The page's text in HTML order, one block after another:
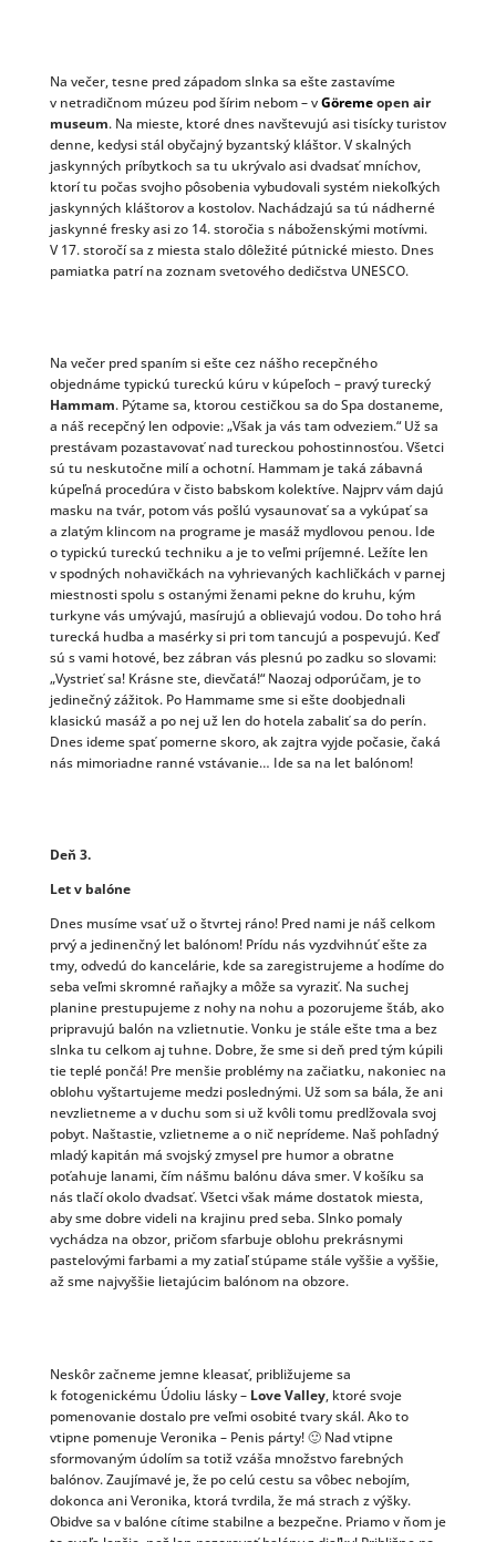
Na večer, tesne pred západom slnka sa ešte zastavíme
v netradičnom múzeu pod šírim nebom – vGöremeopen air
museum. Na mieste, ktoré dnes navštevujú asi tisícky turistov
denne, kedysi stál obyčajný byzantský kláštor. V skalných
jaskynných príbytkoch sa tu ukrývalo asi dvadsať mníchov,
ktorí tu počas svojho pôsobenia vybudovali systém niekoľkých
jaskynných kláštorov a kostolov. Nachádzajú sa tú nádherné
jaskynné fresky asi zo 14. storočia s náboženskými motívmi.
V 17. storočí sa z miesta stalo dôležité pútnické miesto. Dnes
pamiatka patrí na zoznam svetového dedičstva UNESCO.
Na večer pred spaním si ešte cez nášho recepčného
objednáme typickú tureckú kúru v kúpeľoch – pravý turecký
Hammam. Pýtame sa, ktorou cestičkou sa do Spa dostaneme,
a náš recepčný len odpovie: „Však ja vás tam odveziem.“ Už sa
prestávam pozastavovať nad tureckou pohostinnosťou. Všetci
sú tu neskutočne milí a ochotní. Hammam je taká zábavná
kúpeľná procedúra v čisto babskom kolektíve. Najprv vám dajú
masku na tvár, potom vás pošlú vysaunovať sa a vykúpať sa
a zlatým klincom na programe je masáž mydlovou penou. Ide
o typickú tureckú techniku a je to veľmi príjemné. Ležíte len
v spodných nohavičkách na vyhrievaných kachličkách v parnej
miestnosti spolu s ostanými ženami pekne do kruhu, kým
turkyne vás umývajú, masírujú a oblievajú vodou. Do toho hrá
turecká hudba a masérky si pri tom tancujú a pospevujú. Keď
sú s vami hotové, bez zábran vás plesnú po zadku so slovami:
„Vystrieť sa! Krásne ste, dievčatá!“ Naozaj odporúčam, je to
jedinečný zážitok. Po Hammame sme si ešte doobjednali
klasickú masáž a po nej už len do hotela zabaliť sa do perín.
Dnes ideme spať pomerne skoro, ak zajtra vyjde počasie, čaká
nás mimoriadne ranné vstávanie… Ide sa na let balónom!
Deň 3.
Let v balóne
Dnes musíme vsať už o štvrtej ráno! Pred nami je náš celkom
prvý a jedinenčný let balónom! Prídu nás vyzdvihnúť ešte za
tmy, odvedú do kancelárie, kde sa zaregistrujeme a hodíme do
seba veľmi skromné raňajky a môže sa vyraziť. Na suchej
planine prestupujeme z nohy na nohu a pozorujeme štáb, ako
pripravujú balón na vzlietnutie. Vonku je stále ešte tma a bez
slnka tu celkom aj tuhne. Dobre, že sme si deň pred tým kúpili
tie teplé pončá! Pre menšie problémy na začiatku, nakoniec na
oblohu vyštartujeme medzi poslednými. Už som sa bála, že ani
nevzlietneme a v duchu som si už kvôli tomu predlžovala svoj
pobyt. Naštastie, vzlietneme a o nič neprídeme. Naš pohľadný
mladý kapitán má svojský zmysel pre humor a obratne
poťahuje lanami, čím nášmu balónu dáva smer. V košíku sa
nás tlačí okolo dvadsať. Všetci však máme dostatok miesta,
aby sme dobre videli na krajinu pred seba. Slnko pomaly
vychádza na obzor, pričom sfarbuje oblohu prekrásnymi
pastelovými farbami a my zatiaľ stúpame stále vyššie a vyššie,
až sme najvyššie lietajúcim balónom na obzore.
Neskôr začneme jemne kleasať, približujeme sa
k fotogenickému Údoliu lásky – Love Valley, ktoré svoje
pomenovanie dostalo pre veľmi osobité tvary skál. Ako to
vtipne pomenuje Veronika – Penis párty! 🙂 Nad vtipne
sformovaným údolím sa totiž vzáša množstvo farebných
balónov. Zaujímavé je, že po celú cestu sa vôbec nebojím,
dokonca ani Veronika, ktorá tvrdila, že má strach z výšky.
Obidve sa v balóne cítime stabilne a bezpečne. Priamo v ňom je